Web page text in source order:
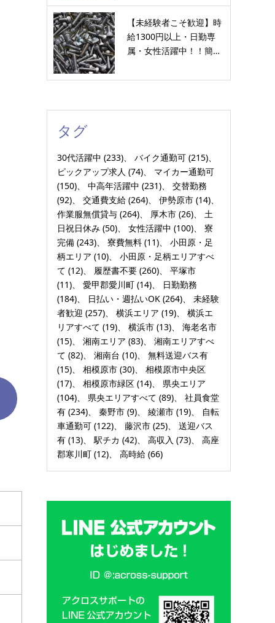
【未経験者こそ歓迎】時
給1300円以上・日勤専
属・女性活躍中！！簡…
タグ
30代活躍中 (233) バイク通勤可 (215)
ピックアップ求人 (74)
マイカー通勤可
(150)
中高年活躍中 (231)
交替勤務
(92)
交通費支給 (264) 伊勢原市 (14)
作業服無償貸与 (264) 厚木市 (26)
土
日祝日休み (50) 女性活躍中 (100)
寮
完備 (243) 寮費無料 (11)
小田原・足
柄エリア (10)
小田原・足柄エリアすべ
て (12) 履歴書不要 (260)
平塚市
(11)
愛甲郡愛川町 (14)
日勤勤務
(184)
日払い・週払いOK (264)
未経験
者歓迎 (257) 横浜エリア (19)
横浜エ
リアすべて (19) 横浜市 (13)
海老名市
(15)
湘南エリア (83)
湘南エリアすべ
て (82) 湘南台 (10)
無料送迎バス有
(15)
相模原市 (30)
相模原市中央区
(17)
相模原市緑区 (14)
県央エリア
(104)
県央エリアすべて (89)
社員食堂
有 (234) 秦野市 (9) 綾瀬市 (19)
自転
車通勤可 (122) 藤沢市 (25)
送迎バス
有 (13) 駅チカ (42) 高収入 (73)
高座
郡寒川町 (12) 高時給 (66)